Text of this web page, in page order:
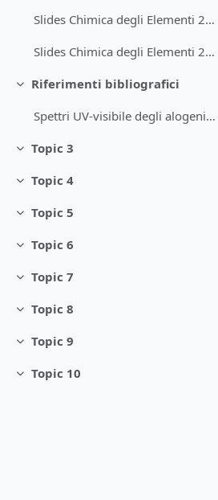
Slides Chimica degli Elementi 2022-2023 metallurgia estrattiva
Slides Chimica degli Elementi 2022-2023 blocco d
Minimizza
Riferimenti bibliografici
Spettri UV-visibile degli alogeni (X2)
Minimizza
Topic 3
Minimizza
Topic 4
Minimizza
Topic 5
Minimizza
Topic 6
Minimizza
Topic 7
Minimizza
Topic 8
Minimizza
Topic 9
Minimizza
Topic 10